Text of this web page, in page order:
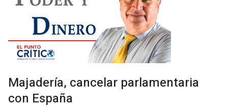
Majadería, cancelar parlamentaria
con España